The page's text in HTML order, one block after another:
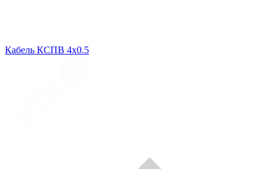
Кабель КСПВ 4х0.5